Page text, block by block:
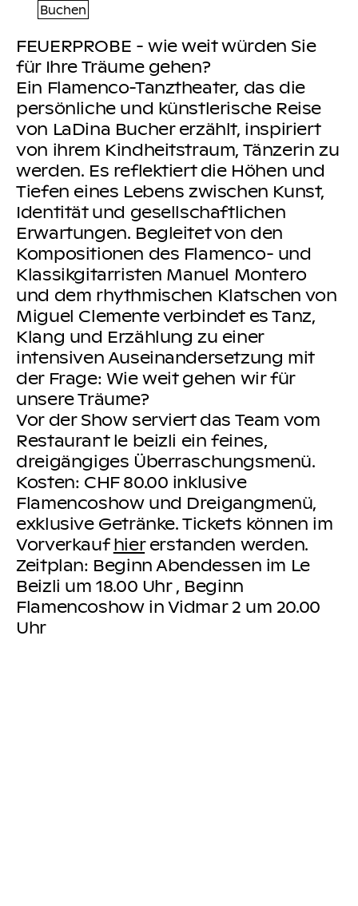
Buchen
FEUERPROBE - wie weit würden Sie
für Ihre Träume gehen?
Ein Flamenco-Tanztheater, das die
persönliche und künstlerische Reise
von LaDina Bucher erzählt, inspiriert
von ihrem Kindheitstraum, Tänzerin zu
werden. Es reflektiert die Höhen und
Tiefen eines Lebens zwischen Kunst,
Identität und gesellschaftlichen
Erwartungen. Begleitet von den
Kompositionen des Flamenco- und
Klassikgitarristen Manuel Montero
und dem rhythmischen Klatschen von
Miguel Clemente verbindet es Tanz,
Klang und Erzählung zu einer
intensiven Auseinandersetzung mit
der Frage: Wie weit gehen wir für
unsere Träume?
Vor der Show serviert das Team vom
Restaurant le beizli ein feines,
dreigängiges Überraschungsmenü.
Kosten: CHF 80.00 inklusive
Flamencoshow und Dreigangmenü,
exklusive Getränke. Tickets können im
Vorverkaufhiererstanden werden.
Zeitplan: Beginn Abendessen im Le
Beizli um 18.00 Uhr , Beginn
Flamencoshow in Vidmar 2 um 20.00
Uhr